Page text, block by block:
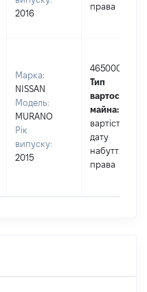
2016
права
Марка:
NISSAN
Модель:
MURANO
Рік
випуску:
2015
465000
Тип
вартості
майна:
вартість на
дату
набуття
права